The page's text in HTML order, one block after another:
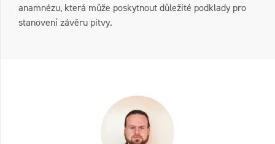
anamnézu, která může poskytnout důležité podklady pro
stanovení závěru pitvy.